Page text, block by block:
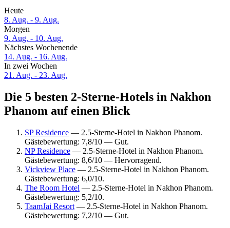
Heute
8. Aug. - 9. Aug.
Morgen
9. Aug. - 10. Aug.
Nächstes Wochenende
14. Aug. - 16. Aug.
In zwei Wochen
21. Aug. - 23. Aug.
Die 5 besten 2-Sterne-Hotels in Nakhon
Phanom auf einen Blick
SP Residence — 2.5-Sterne-Hotel in Nakhon Phanom.
Gästebewertung: 7,8/10 — Gut.
NP Residence — 2.5-Sterne-Hotel in Nakhon Phanom.
Gästebewertung: 8,6/10 — Hervorragend.
Vickview Place — 2.5-Sterne-Hotel in Nakhon Phanom.
Gästebewertung: 6,0/10.
The Room Hotel — 2.5-Sterne-Hotel in Nakhon Phanom.
Gästebewertung: 5,2/10.
TaamJai Resort — 2.5-Sterne-Hotel in Nakhon Phanom.
Gästebewertung: 7,2/10 — Gut.